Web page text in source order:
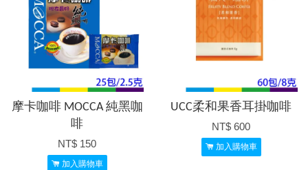
摩卡咖啡 MOCCA 純黑咖
啡
NT$ 150
加入購物車
UCC柔和果香耳掛咖啡
NT$ 600
加入購物車